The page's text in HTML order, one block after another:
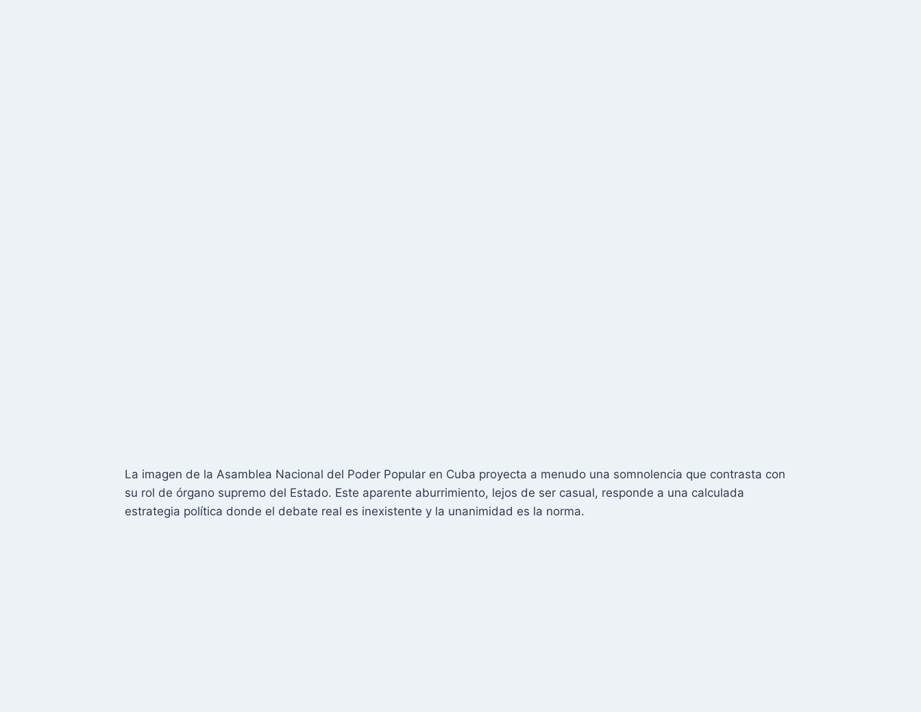
La imagen de la Asamblea Nacional del Poder Popular en Cuba proyecta a menudo una somnolencia que contrasta con
su rol de órgano supremo del Estado. Este aparente aburrimiento, lejos de ser casual, responde a una calculada
estrategia política donde el debate real es inexistente y la unanimidad es la norma.